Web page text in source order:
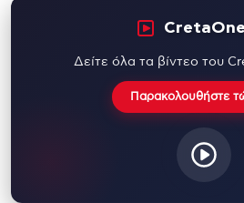
Δείτε όλα τα βίντεο του
Παρακολουθήστε